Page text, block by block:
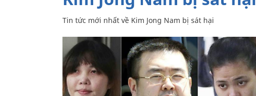
Tin tức mới nhất về Kim Jong Nam bị sát hại